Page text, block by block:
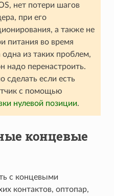
нет потери шагов
при его
а также не
питания во время
из таких проблем,
надо перенастроить.
сделать если есть
с помощью
нулевой позиции.
концевые
с концевыми
контактов, оптопар,